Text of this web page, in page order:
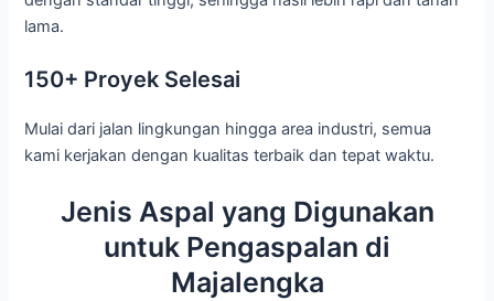
lama.
150+ Proyek Selesai
Mulai dari jalan lingkungan hingga area industri, semua
kami kerjakan dengan kualitas terbaik dan tepat waktu.
Jenis Aspal yang Digunakan
untuk Pengaspalan di
Majalengka